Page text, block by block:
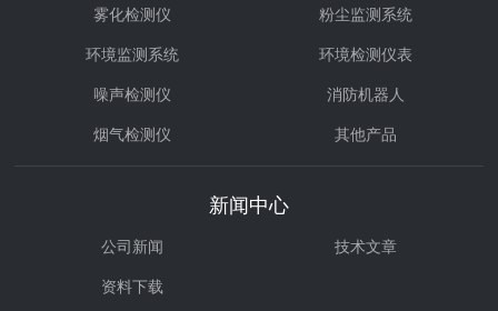
雾化检测仪 粉尘监测系统
环境监测系统 环境检测仪表
噪声检测仪 消防机器人
烟气检测仪 其他产品
新闻中心
公司新闻 技术文章
资料下载